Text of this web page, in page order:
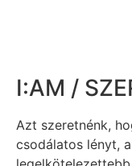
I:AM /
Azt szeretnénk,
csodálatos lényt,